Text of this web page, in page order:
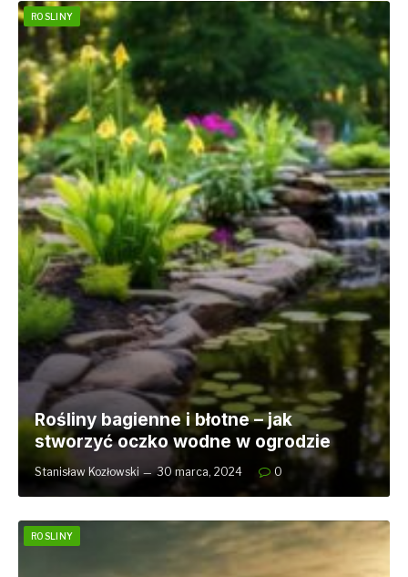
ROSLINY
Rośliny bagienne i błotne – jak
stworzyć oczko wodne w ogrodzie
Stanisław Kozłowski 30 marca, 2024 0
ROSLINY